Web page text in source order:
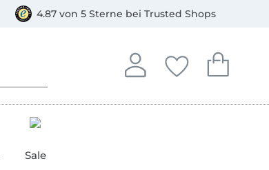
4.87 von 5 Sterne bei Trusted Shops
Anmelden
In deinem Konto
Deine
Du hast keine
Dein
Du hast
Sale